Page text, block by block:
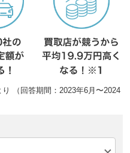
（回答期間：2023年6月〜2024